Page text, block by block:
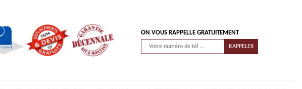
ON VOUS RAPPELLE GRATUITEMENT